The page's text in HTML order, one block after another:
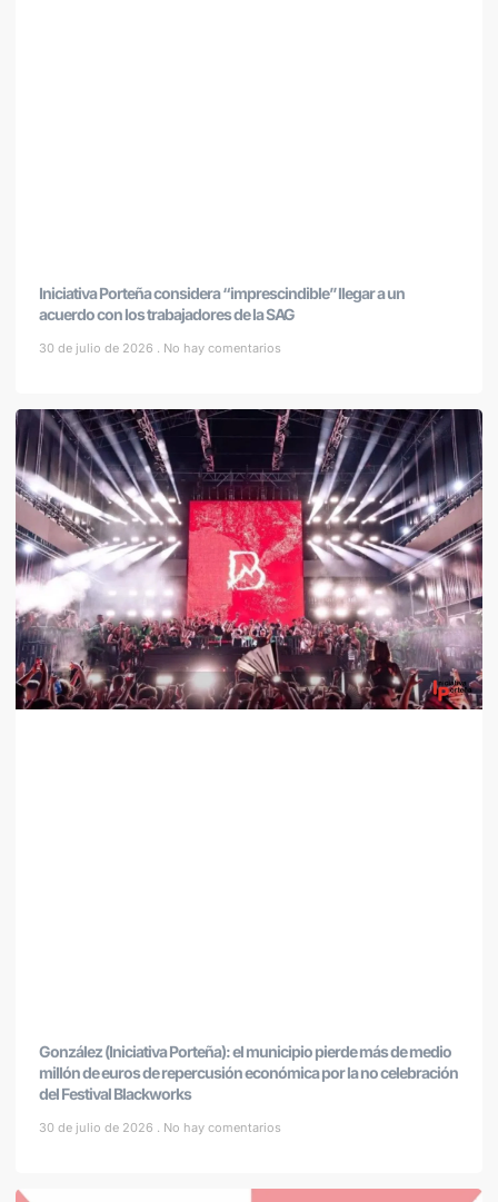
Iniciativa Porteña considera “imprescindible” llegar a un
acuerdo con los trabajadores de la SAG
30 de julio de 2026 No hay comentarios
González (Iniciativa Porteña): el municipio pierde más de medio
millón de euros de repercusión económica por la no celebración
del Festival Blackworks
30 de julio de 2026 No hay comentarios